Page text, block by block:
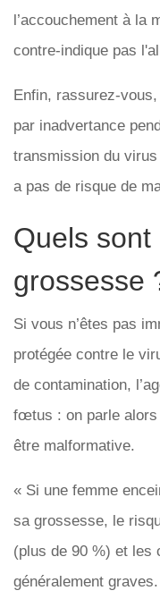
l’accouchement à la
contre-indique pas
Enfin, rassurez-
par inadvertance
transmission du
a pas de risque de
Quels
grossesse
Si vous n’êtes pas
protégée contre le
de contamination,
fœtus : on parle alors
être malformative.
« Si une femme
sa grossesse, le
(plus de 90 %) et les
généralement